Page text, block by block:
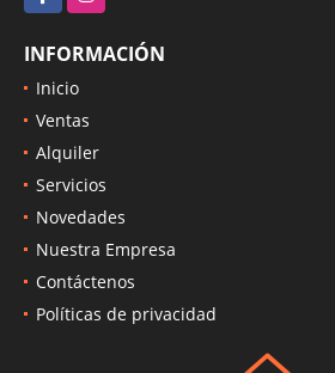
INFORMACIÓN
Inicio
Ventas
Alquiler
Servicios
Novedades
Nuestra Empresa
Contáctenos
Políticas de privacidad